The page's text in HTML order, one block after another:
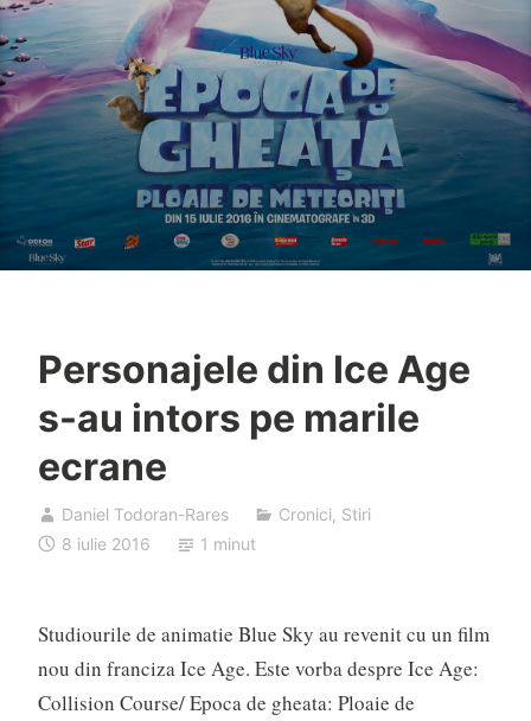
Personajele din Ice Age
s-au intors pe marile
ecrane
Daniel Todoran-Rares Cronici, Stiri
8 iulie 2016
1 minut
Studiourile de animatie Blue Sky au revenit cu un film
nou din franciza Ice Age. Este vorba despre Ice Age:
Collision Course/ Epoca de gheata: Ploaie de